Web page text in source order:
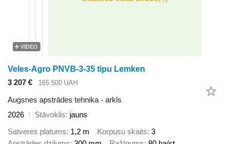
VIDEO
Veles-Agro PNVB-3-35 tipu Lemken
3 207 €
165 500 UAH
Augsnes apstrādes tehnika - arkls
2026
Stāvoklis jauns
Satveres platums 1,2 m Korpusu skaits 3